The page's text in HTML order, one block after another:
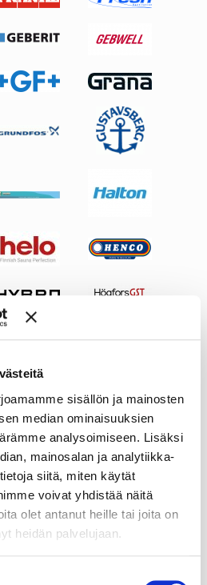
sisällön ja mainosten
median ominaisuuksien
analysoimiseen. Lisäksi
mainosalan ja analytiikka-
siitä, miten käytät
voivat yhdistää näitä
olet antanut heille tai joita on
heidän palvelujaan.